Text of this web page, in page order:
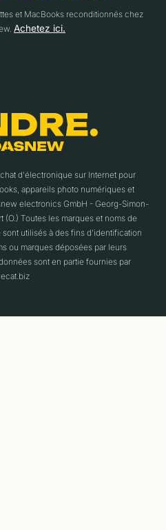
et MacBooks reconditionnés chez
Achetez ici.
d'électronique sur Internet pour
appareils photo numériques et
electronics GmbH - Georg-Simon-
(O.) Toutes les marques et noms de
sont utilisés à des fins d'identification
ou marques déposées par leurs
sont en partie fournies par